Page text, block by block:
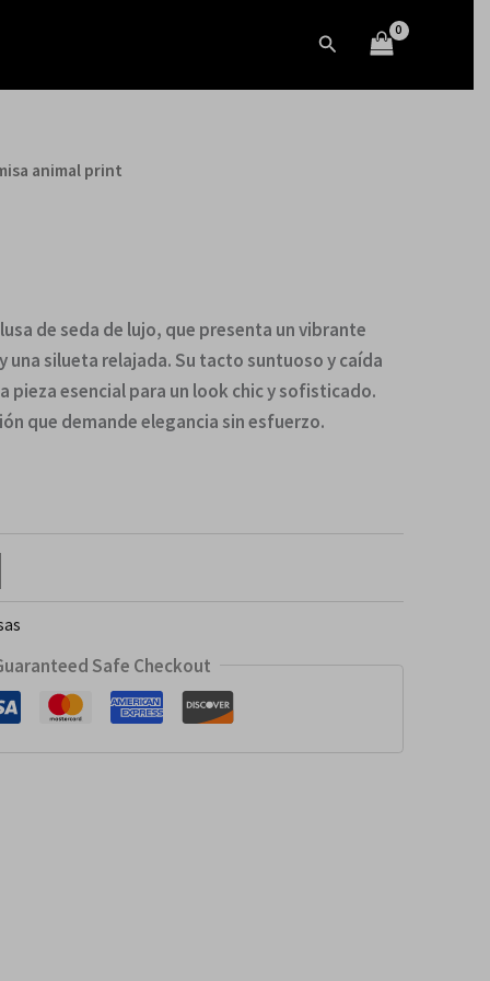
Buscar
animal print
de seda de lujo, que presenta un vibrante
silueta relajada. Su tacto suntuoso y caída
pieza esencial para un look chic y sofisticado.
que demande elegancia sin esfuerzo.
Safe Checkout